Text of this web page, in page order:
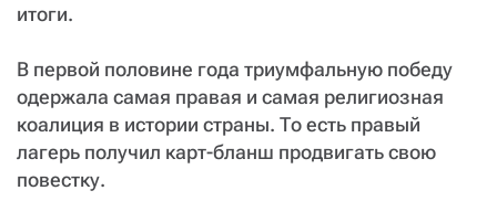
итоги.
В первой половине года триумфальную победу
одержала самая правая и самая религиозная
коалиция в истории страны. То есть правый
лагерь получил карт-бланш продвигать свою
повестку.